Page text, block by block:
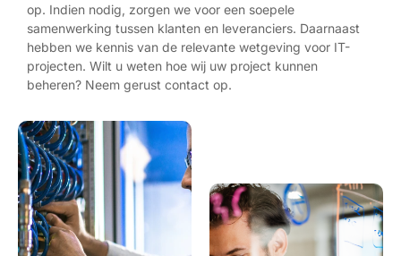
op. Indien nodig, zorgen we voor een soepele
samenwerking tussen klanten en leveranciers. Daarnaast
hebben we kennis van de relevante wetgeving voor IT-
projecten. Wilt u weten hoe wij uw project kunnen
beheren? Neem gerust contact op.